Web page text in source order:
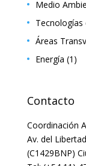
Medio
Tecnologías
Áreas
Energía (1)
Contacto
Coordinación
Av. del
(C1429BNP)